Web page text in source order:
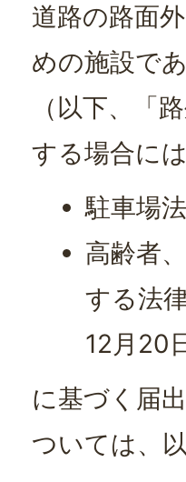
道路の路面
めの施設で
（以下、「
する場合には
駐車場
高齢者
する法
12月20
に基づく届
ついては、